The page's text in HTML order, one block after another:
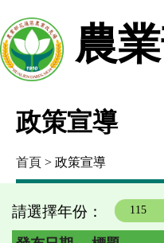
農
政策宣導
首頁 > 政策宣導
請選擇年份：
年度